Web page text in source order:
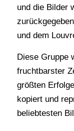
und die Bilder
und dem
Diese Gruppe
fruchtbarster
größten
kopiert und
beliebtesten